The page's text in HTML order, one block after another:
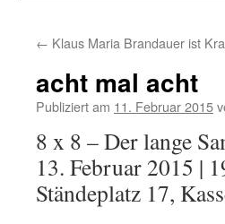
← Klaus Maria Brandauer ist
acht mal acht
Publiziert am 11. Februar 2015
8 x 8 – Der lange
13. Februar 2015 |
Ständeplatz 17,